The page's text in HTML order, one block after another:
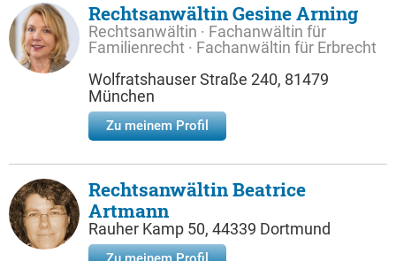
Rechtsanwältin Gesine Arning
Rechtsanwältin · Fachanwältin für
Familienrecht · Fachanwältin für Erbrecht
Wolfratshauser Straße 240, 81479
München
Zu meinem Profil
Rechtsanwältin Beatrice
Artmann
Rauher Kamp 50, 44339 Dortmund